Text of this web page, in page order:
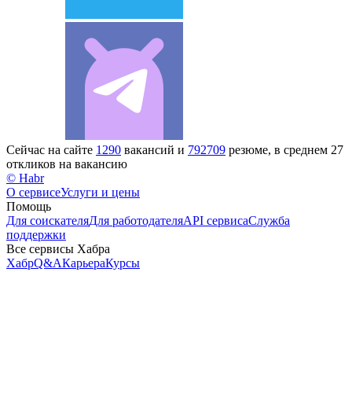
Сейчас на сайте 1290 вакансий и 792709 резюме, в среднем 27
откликов на вакансию
© Habr
О сервисеУслуги и цены
Помощь
Для соискателяДля работодателяAPI сервисаСлужба
поддержки
Все сервисы Хабра
ХабрQ&AКарьераКурсы